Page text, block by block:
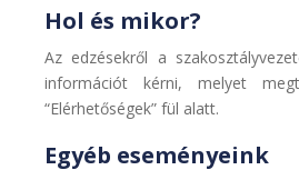
Hol és mikor?
Az edzésekről a
információt kérni, melyet
“Elérhetőségek” fül alatt.
Egyéb eseményeink